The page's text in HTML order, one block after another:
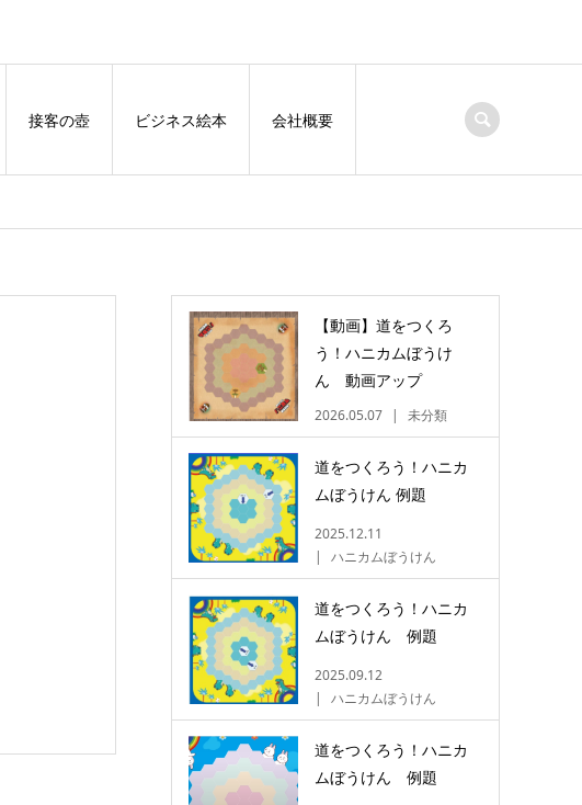
接客の壺 ビジネス絵本 会社概要
【動画】道をつくろ
う！ハニカムぼうけ
ん 動画アップ
2026.05.07 未分類
道をつくろう！ハニカ
ムぼうけん 例題
2025.12.11
ハニカムぼうけん
道をつくろう！ハニカ
ムぼうけん 例題
2025.09.12
ハニカムぼうけん
道をつくろう！ハニカ
ムぼうけん 例題